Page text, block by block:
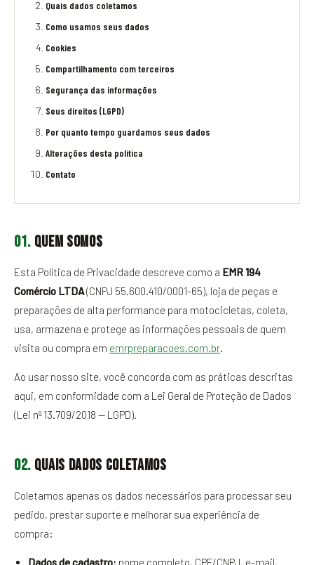
Quais dados coletamos
Como usamos seus dados
Cookies
Compartilhamento com terceiros
Segurança das informações
Seus direitos (LGPD)
Por quanto tempo guardamos seus dados
Alterações desta política
Contato
01.Quem somos
Esta Política de Privacidade descreve como a EMR 194
Comércio LTDA(CNPJ 55.600.410/0001-65), loja de peças e
preparações de alta performance para motocicletas, coleta,
usa, armazena e protege as informações pessoais de quem
visita ou compra em emrpreparacoes.com.br.
Ao usar nosso site, você concorda com as práticas descritas
aqui, em conformidade com a Lei Geral de Proteção de Dados
(Lei nº 13.709/2018 — LGPD).
02.Quais dados coletamos
Coletamos apenas os dados necessários para processar seu
pedido, prestar suporte e melhorar sua experiência de
compra:
Dados de cadastro: nome completo, CPF/CNPJ, e-mail,